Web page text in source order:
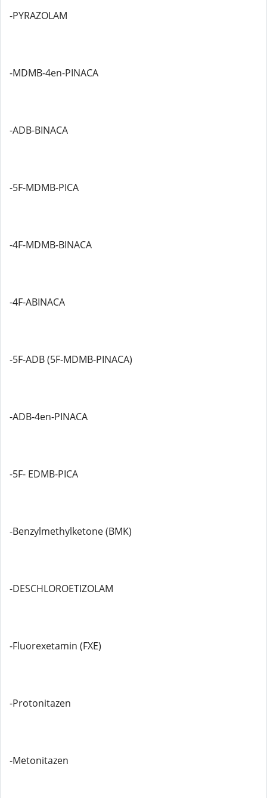
-PYRAZOLAM
-MDMB-4en-PINACA
-ADB-BINACA
-5F-MDMB-PICA
-4F-MDMB-BINACA
-4F-ABINACA
-5F-ADB (5F-MDMB-PINACA)
-ADB-4en-PINACA
-5F- EDMB-PICA
-Benzylmethylketone (BMK)
-DESCHLOROETIZOLAM
-Fluorexetamin (FXE)
-Protonitazen
-Metonitazen